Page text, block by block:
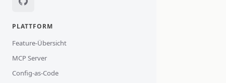
PLATTFORM
Feature-Übersicht
MCP Server
Config-as-Code